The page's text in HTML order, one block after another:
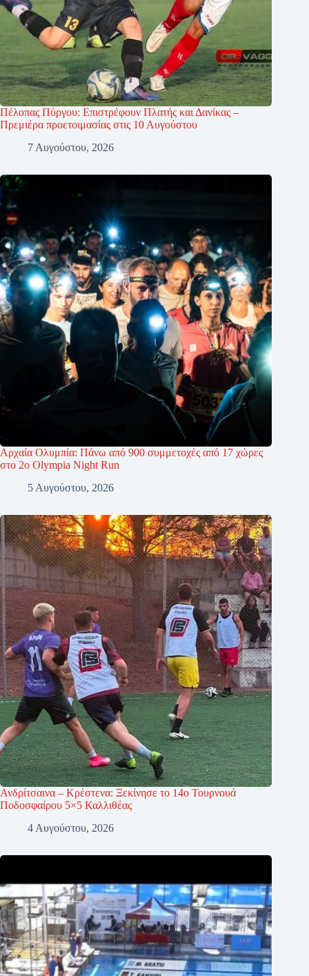
Πέλοπας Πύργου: Επιστρέφουν Πλατής και Δανίκας –
Πρεμιέρα προετοιμασίας στις 10 Αυγούστου
7 Αυγούστου, 2026
Αρχαία Ολυμπία: Πάνω από 900 συμμετοχές από 17 χώρες
στο 2ο Olympia Night Run
5 Αυγούστου, 2026
Ανδρίτσαινα – Κρέστενα: Ξεκίνησε το 14ο Τουρνουά
Ποδοσφαίρου 5×5 Καλλιθέας
4 Αυγούστου, 2026